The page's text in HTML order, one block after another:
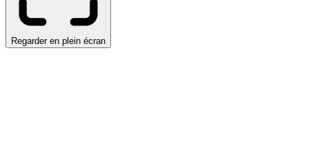
Regarder en plein écran